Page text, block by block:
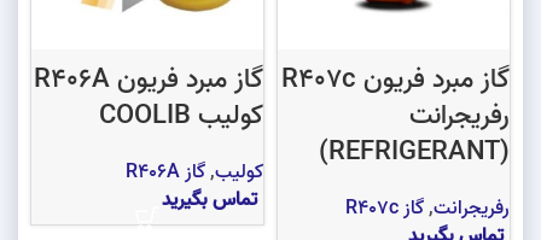
گاز مبرد فریون R407c
رفریجرانت
(REFRIGERANT)
رفریجرانت,گاز R407c
گاز مبرد فریون R406A
کولیب COOLIB
کولیب,گاز R406A
تماس بگیرید